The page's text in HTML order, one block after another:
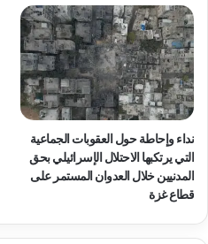
نداء وإحاطة حول العقوبات الجماعية
التي يرتكبها الاحتلال الإسرائيلي بحق
المدنيين خلال العدوان المستمر على
قطاع غزة